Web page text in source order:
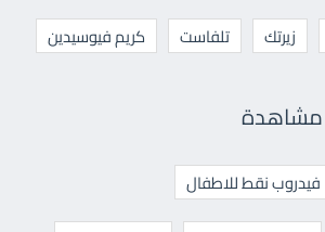
زيرتك تلفاست كريم فيوسيدين
مشاهدة
فيدروب نقط للاطفال